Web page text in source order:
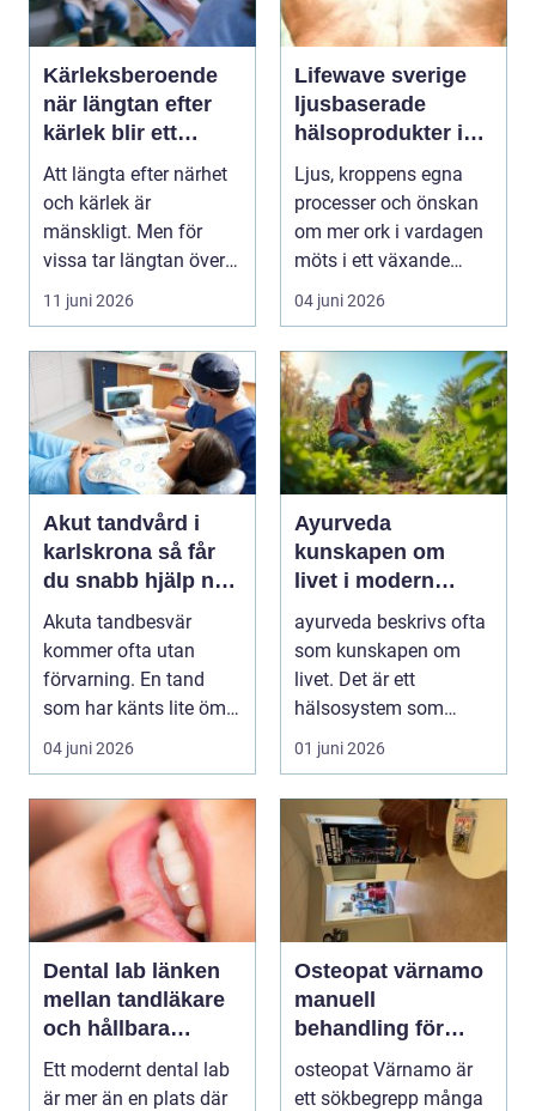
Kärleksberoende
när längtan efter
kärlek blir ett
beroende
Att längta efter närhet
och kärlek är
mänskligt. Men för
vissa tar längtan över
helt. Relationer, fö...
11 juni 2026
Lifewave sverige
ljusbaserade
hälsoprodukter i
fokus
Ljus, kroppens egna
processer och önskan
om mer ork i vardagen
möts i ett växande
intresse för fotot...
04 juni 2026
Akut tandvård i
karlskrona så får
du snabb hjälp när
tanden krisar
Akuta tandbesvär
kommer ofta utan
förvarning. En tand
som har känts lite öm
kan plötsligt göra så
on...
04 juni 2026
Ayurveda
kunskapen om
livet i modern
vardag
ayurveda beskrivs ofta
som kunskapen om
livet. Det är ett
hälsosystem som
betonar balans, helhet
och...
01 juni 2026
Dental lab länken
mellan tandläkare
och hållbara
leenden
Ett modernt dental lab
är mer än en plats där
Osteopat värnamo
manuell
behandling för
minskad smärta
och Ökad rörlighet
osteopat Värnamo är
ett sökbegrepp många